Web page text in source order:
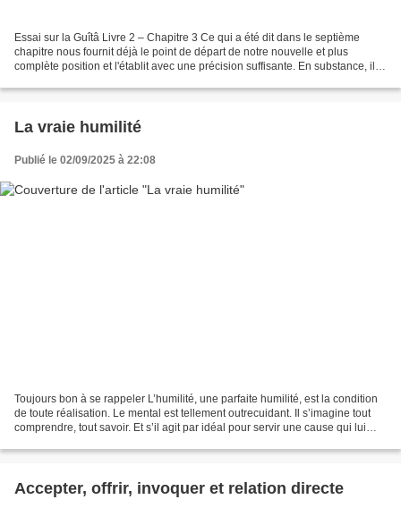
Essai sur la Guîtâ Livre 2 – Chapitre 3 Ce qui a été dit dans le septième
chapitre nous fournit déjà le point de départ de notre nouvelle et plus
complète position et l'établit avec une précision suffisante. En substance, il
La vraie humilité
Publié le 02/09/2025 à 22:08
Toujours bon à se rappeler L’humilité, une parfaite humilité, est la condition
de toute réalisation. Le mental est tellement outrecuidant. Il s’imagine tout
comprendre, tout savoir. Et s’il agit par idéal pour servir une cause qui lui
Accepter, offrir, invoquer et relation directe